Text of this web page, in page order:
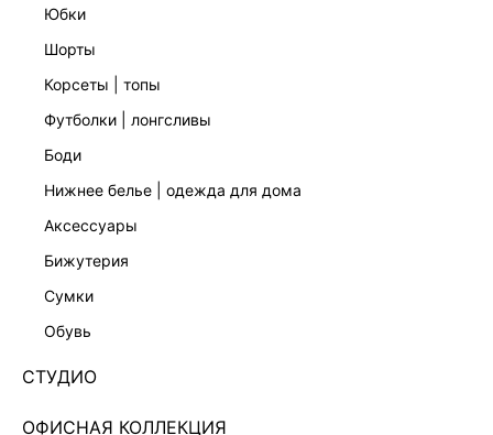
юбки
шорты
корсеты | топы
футболки | лонгсливы
боди
нижнее белье | одежда для дома
аксессуары
бижутерия
сумки
обувь
СТУДИО
ОФИСНАЯ КОЛЛЕКЦИЯ
ЭКСКЛЮЗИВНО ОНЛАЙН
ТРИКОТАЖНЫЙ ТОП С ВЫСОКИМ ВОРОТНИКОМ
4357316808-22
Нет в наличии